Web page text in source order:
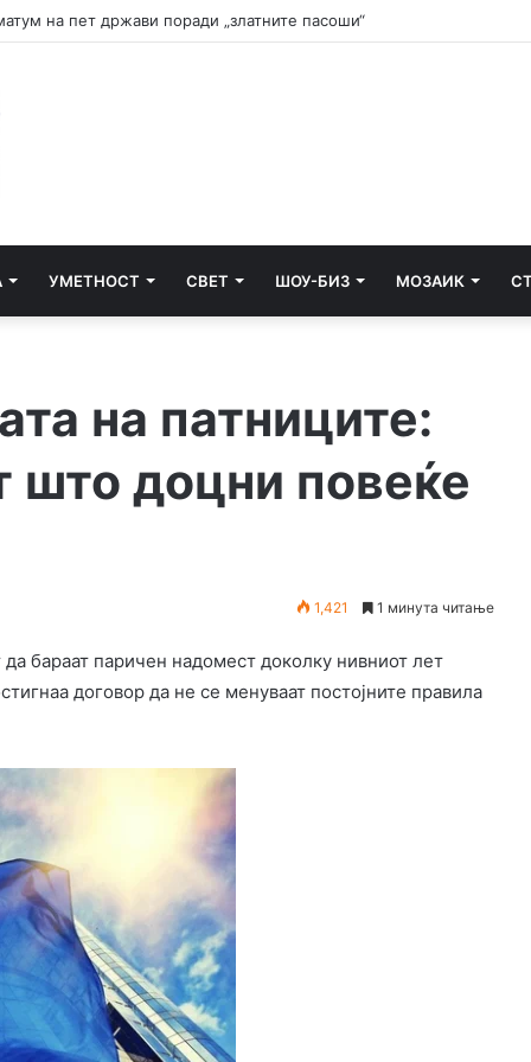
судењето за убиството на Тупак Шакур
УМЕТНОСТ СВЕТ ШОУ-БИЗ МОЗАИК
на патниците:
што доцни повеќе
1,421 1 минута читање
бараат паричен надомест доколку нивниот лет
договор да не се менуваат постојните правила